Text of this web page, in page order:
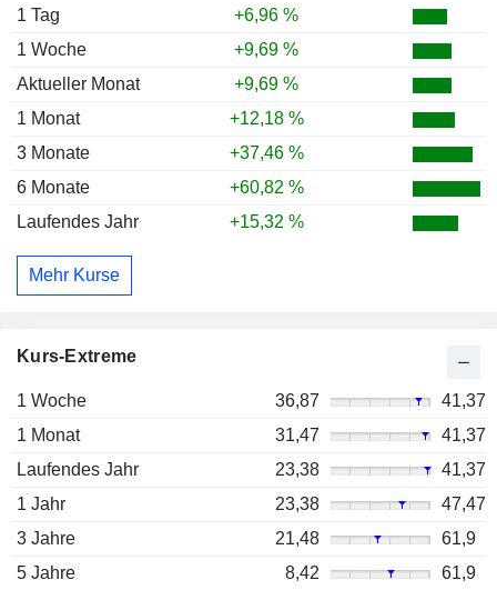
1 Tag
+6,96 %
1 Woche
+9,69 %
Aktueller Monat
+9,69 %
1 Monat
+12,18 %
3 Monate
+37,46 %
6 Monate
+60,82 %
Laufendes Jahr
+15,32 %
Mehr Kurse
Kurs-Extreme
1 Woche 36,87
41,37
1 Monat
31,47
41,37
Laufendes Jahr
23,38
41,37
1 Jahr
23,38
47,47
3 Jahre
21,48
61,9
5 Jahre
8,42
61,9